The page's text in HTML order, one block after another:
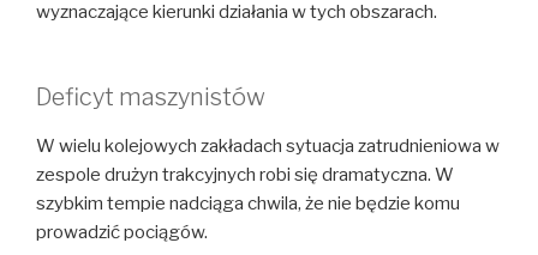
wyznaczające kierunki działania w tych obszarach.
Deficyt maszynistów
W wielu kolejowych zakładach sytuacja zatrudnieniowa w
zespole drużyn trakcyjnych robi się dramatyczna. W
szybkim tempie nadciąga chwila, że nie będzie komu
prowadzić pociągów.